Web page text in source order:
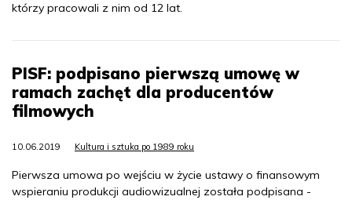
którzy pracowali z nim od 12 lat.
PISF: podpisano pierwszą umowę w
ramach zachęt dla producentów
filmowych
10.06.2019 Kultura i sztuka po 1989 roku
Pierwsza umowa po wejściu w życie ustawy o finansowym
wspieraniu produkcji audiowizualnej została podpisana -